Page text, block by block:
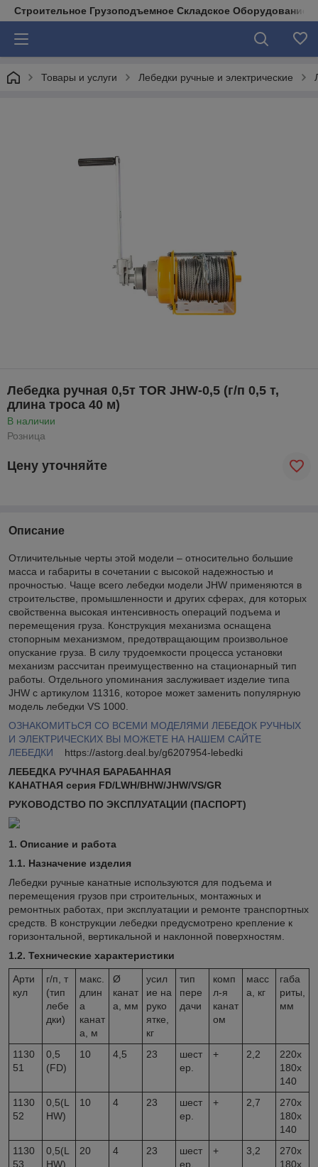
Строительное Грузоподъемное Складское Оборудование
Товары и услуги Лебедки ручные и электрические
Лебедка ручная 0,5т TOR JHW-0,5 (г/п 0,5 т,
длина троса 40 м)
В наличии
Розница
Цену уточняйте
Описание
Отличительные черты этой модели – относительно большие
масса и габариты в сочетании с высокой надежностью и
прочностью. Чаще всего лебедки модели JHW применяются в
строительстве, промышленности и других сферах, для которых
свойственна высокая интенсивность операций подъема и
перемещения груза. Конструкция механизма оснащена
стопорным механизмом, предотвращающим произвольное
опускание груза. В силу трудоемкости процесса установки
механизм рассчитан преимущественно на стационарный тип
работы. Отдельного упоминания заслуживает изделие типа
JHW с артикулом 11316, которое может заменить популярную
модель лебедки VS 1000.
ОЗНАКОМИТЬСЯ СО ВСЕМИ МОДЕЛЯМИ ЛЕБЕДОК РУЧНЫХ
И ЭЛЕКТРИЧЕСКИХ ВЫ МОЖЕТЕ НА НАШЕМ САЙТЕ
ЛЕБЕДКИ https://astorg.deal.by/g6207954-lebedki
ЛЕБЕДКА РУЧНАЯ БАРАБАННАЯ
КАНАТНАЯ серия FD/LWH/BHW/JHW/VS/GR
РУКОВОДСТВО ПО ЭКСПЛУАТАЦИИ (ПАСПОРТ)
1. Описание и работа
1.1. Назначение изделия
Лебедки ручные канатные используются для подъема и
перемещения грузов при строительных, монтажных и
ремонтных работах, при эксплуатации и ремонте транспортных
средств. В конструкции лебедки предусмотрено крепление к
горизонтальной, вертикальной и наклонной поверхностям.
1.2. Технические характеристики
Арти
кул
г/п, т
(тип
лебе
дки)
макс.
длин
а
канат
а, м
Ø
канат
а, мм
усил
ие на
руко
ятке,
кг
тип
пере
дачи
комп
л-я
канат
ом
масс
а, кг
габа
риты,
мм
1130
51
0,5
(FD)
10 4,5 23
шест
ер.
+ 2,2
220х
180х
140
1130
52
0,5(L
HW)
10 4 23
шест
ер.
+ 2,7
270х
180х
140
1130
53
0,5(L
HW)
20 4 23
шест
ер.
+ 3,2
270х
180х